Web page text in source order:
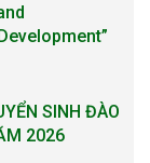
SINH ĐÀO
2026